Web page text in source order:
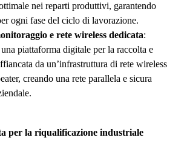
nei reparti produttivi, garantendo
ogni fase del ciclo di lavorazione.
e rete wireless dedicata:
piattaforma digitale per la raccolta e
da un’infrastruttura di rete wireless
creando una rete parallela e sicura
per la riqualificazione industriale